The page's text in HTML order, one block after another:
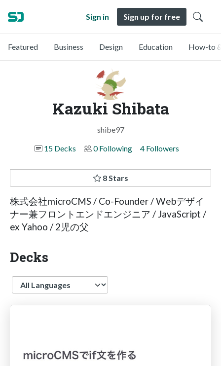
Sign in Sign up for free
Featured Business Design Education How-to
Kazuki Shibata
shibe97
15 Decks
0 Following 4 Followers
8 Stars
株式会社microCMS / Co-Founder / Webデザイ
ナー兼フロントエンドエンジニア / JavaScript /
ex Yahoo / 2児の父
Decks
Language